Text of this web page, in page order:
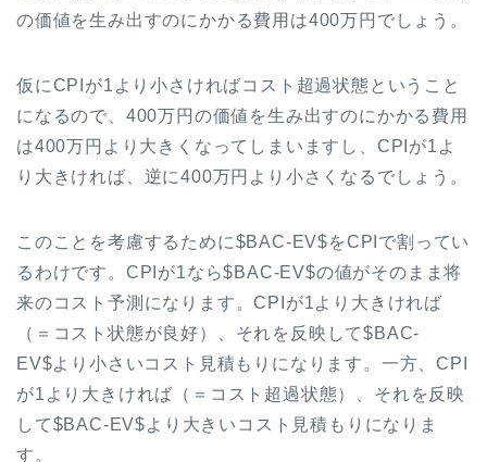
の価値を生み出すのにかかる費用は400万円でしょう。
仮にCPIが1より小さければコスト超過状態ということ
になるので、400万円の価値を生み出すのにかかる費用
は400万円より大きくなってしまいますし、CPIが1よ
り大きければ、逆に400万円より小さくなるでしょう。
このことを考慮するために$BAC-EV$をCPIで割ってい
るわけです。CPIが1なら$BAC-EV$の値がそのまま将
来のコスト予測になります。CPIが1より大きければ
（＝コスト状態が良好）、それを反映して$BAC-
EV$より小さいコスト見積もりになります。一方、CPI
が1より大きければ（＝コスト超過状態）、それを反映
して$BAC-EV$より大きいコスト見積もりになりま
す。